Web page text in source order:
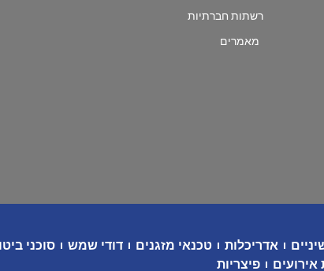
רשתות חברתיות
מאמרים
אדריכלות טכנאי מזגנים דודי שמש סוכני
אירועים
פיצריות